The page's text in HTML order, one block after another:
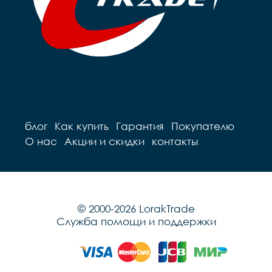
Вес		9.7 кг
блог Как купить Гарантия
Покупателю
О нас
Акции и скидки контакты
© 2000-2026 LorakTrade
Служба помощи и поддержки